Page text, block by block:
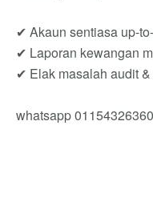
✔ Akaun sentiasa up-
✔ Laporan kewangan
✔ Elak masalah audit
whatsapp 01154326360